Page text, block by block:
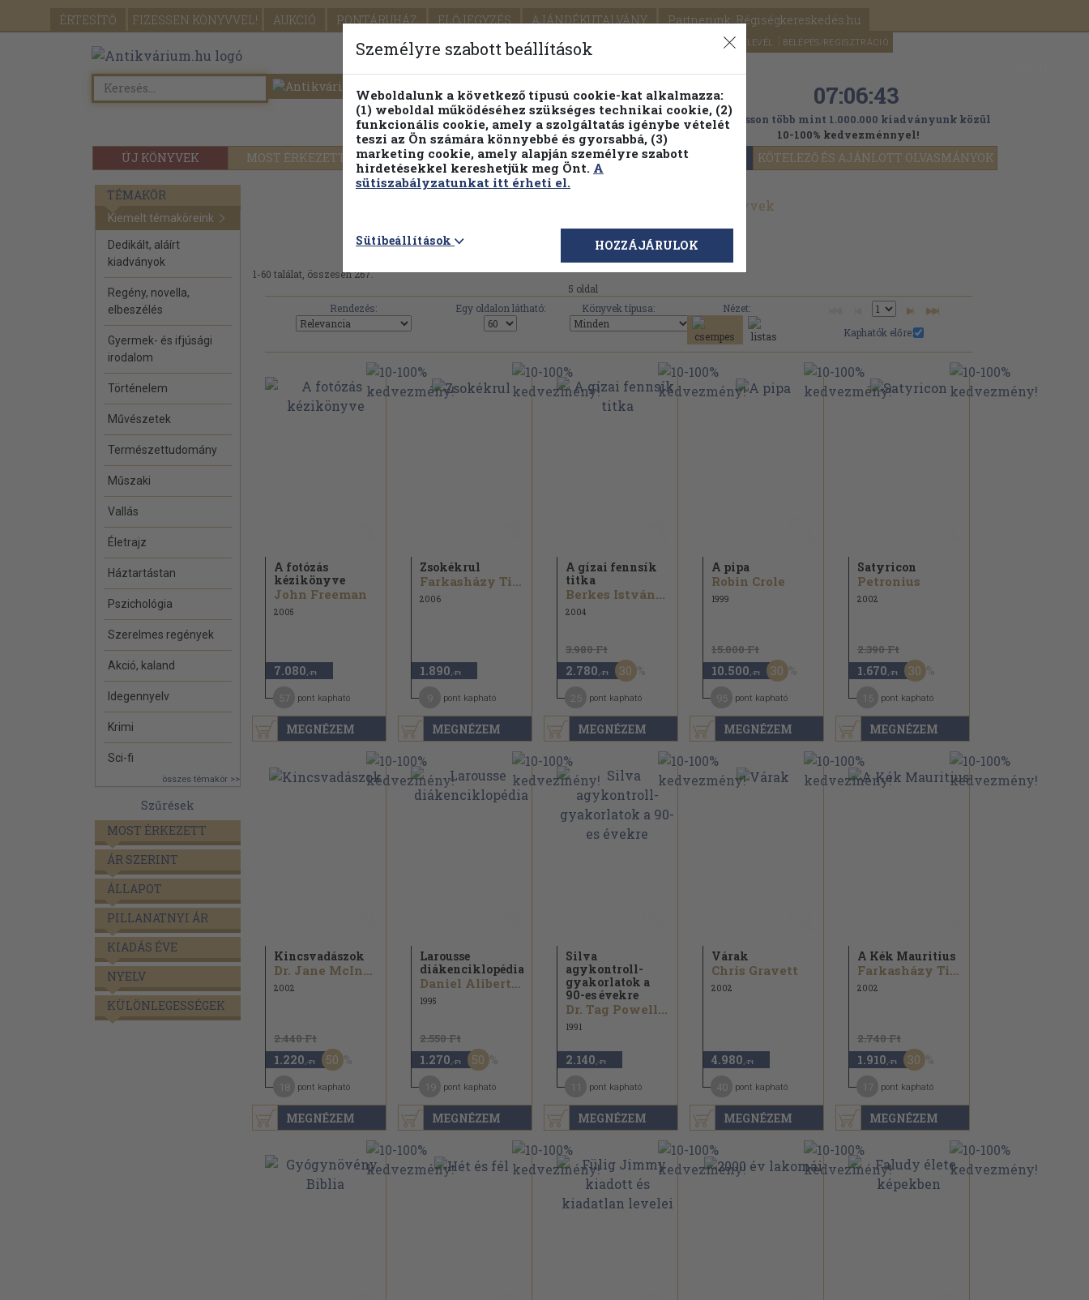
ÉRTESÍTŐ FIZESSEN KÖNYVVEL! AUKCIÓ PONTÁRUHÁZ ELŐJEGYZÉS AJÁNDÉKUTALVÁNY Partnerünk: Régiségkereskedés.hu
SEGÍTSÉG HÍRLEVÉL BELÉPÉS/REGISZTRÁCIÓ
ÚJ KÖNYVEK MOST ÉRKEZETT PILLANATNYI ÁRAINK FENNTARTHATÓ OLVASMÁNYOK KÖTELEZŐ ÉS AJÁNLOTT OLVASMÁNYOK
Részletes kereső Témaköri fa 07:06:42
Válogasson több mint 1.000.000 kiadványunk közül
10-100% kedvezménnyel!
TÉMAKÖR
Kiemelt témaköreink
Dedikált, aláírt
kiadványok
Regény, novella,
elbeszélés
Gyermek- és ifjúsági
irodalom
Történelem
Művészetek
Természettudomány
Műszaki
Vallás
Életrajz
Háztartástan
Pszichológia
Szerelmes regények
Akció, kaland
Idegennyelv
Krimi
Sci-fi
összes témakör >>
Szűrések
MOST ÉRKEZETT
ÁR SZERINT
ÁLLAPOT
PILLANATNYI ÁR
KIADÁS ÉVE
NYELV
KÜLÖNLEGESSÉGEK
Glória Kiadó művei, könyvek, használt könyvek
1-60 találat, összesen 267.
5 oldal
Rendezés:
Egy oldalon látható: Könyvek típusa:
Nézet:
Kaphatók előre:
MEGNÉZEM
A fotózás
kézikönyve
John Freeman
2005
7.080 ,-Ft
pont kapható
MEGNÉZEM
Zsokékrul
Farkasházy Tivadar
2006
1.890 ,-Ft
pont kapható
MEGNÉZEM
A gízai fennsík
titka
Berkes István...
2004
3.980 Ft
2.780 ,-Ft 30
pont kapható
MEGNÉZEM
A pipa
Robin Crole
1999
15.000 Ft
10.500 ,-Ft 30
pont kapható
MEGNÉZEM
Satyricon
Petronius
2002
2.390 Ft
1.670 ,-Ft 30
pont kapható
MEGNÉZEM
Kincsvadászok
Dr. Jane McIntosh
2002
2.440 Ft
1.220 ,-Ft 50
pont kapható
MEGNÉZEM
Larousse
diákenciklopédia
Daniel Alibert-Kouraguine...
1995
2.550 Ft
1.270 ,-Ft 50
pont kapható
MEGNÉZEM
Silva
agykontroll-
gyakorlatok a
90-es évekre
Dr. Tag Powell...
1991
2.140 ,-Ft
pont kapható
MEGNÉZEM
Várak
Chris Gravett
2002
4.980 ,-Ft
pont kapható
MEGNÉZEM
A Kék Mauritius
Farkasházy Tivadar
2002
2.740 Ft
1.910 ,-Ft 30
pont kapható
Személyre szabott beállítások
Weboldalunk a következő típusú cookie-kat alkalmazza:
(1) weboldal működéséhez szükséges technikai cookie, (2)
funkcionális cookie, amely a szolgáltatás igénybe vételét
teszi az Ön számára könnyebbé és gyorsabbá, (3)
marketing cookie, amely alapján személyre szabott
hirdetésekkel kereshetjük meg Önt. A
sütiszabályzatunkat itt érheti el.
Sütibeállítások HOZZÁJÁRULOK